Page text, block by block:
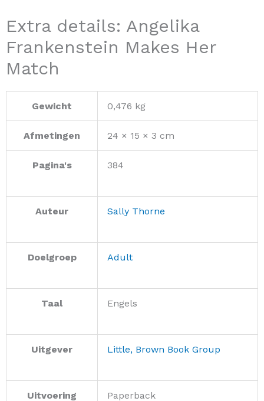
Extra details: Angelika
Frankenstein Makes Her
Match
Gewicht 0,476 kg
Afmetingen 24 × 15 × 3 cm
Pagina's 384
Auteur Sally Thorne
Doelgroep Adult
Taal Engels
Uitgever Little, Brown Book Group
Uitvoering Paperback